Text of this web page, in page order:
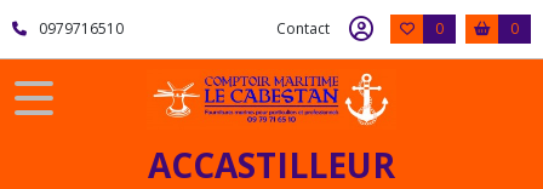
0979716510 Contact 0 0
ACCASTILLEUR